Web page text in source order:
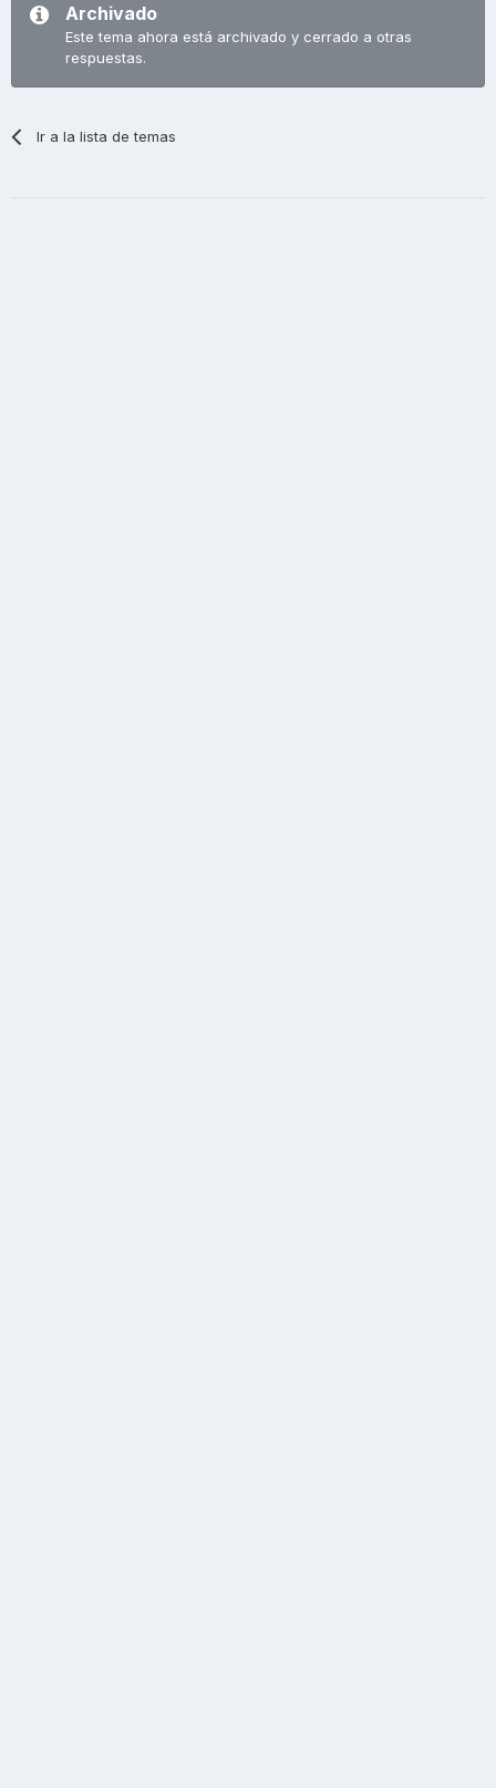
Archivado
Este tema ahora está archivado y cerrado a otras
respuestas.
Ir a la lista de temas